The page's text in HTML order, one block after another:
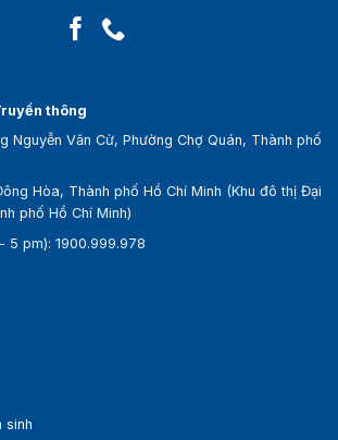
thông
Nguyễn Văn Cừ, Phường Chợ Quán, Thành phố
Hòa, Thành phố Hồ Chí Minh (Khu đô thị Đại
phố Hồ Chí Minh)
5 pm):1900.999.978
sinh